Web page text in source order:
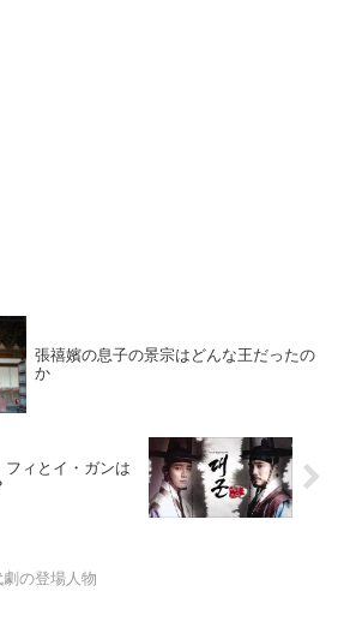
張禧嬪の息子の景宗はどんな王だったの
か
フィとイ・ガンは
劇の登場人物